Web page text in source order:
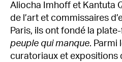
Aliocha Imhoff et Kantuta
de l’art et commissaires
Paris, ils ont fondé la
peuple qui manque. Parmi
curatoriaux et expositions